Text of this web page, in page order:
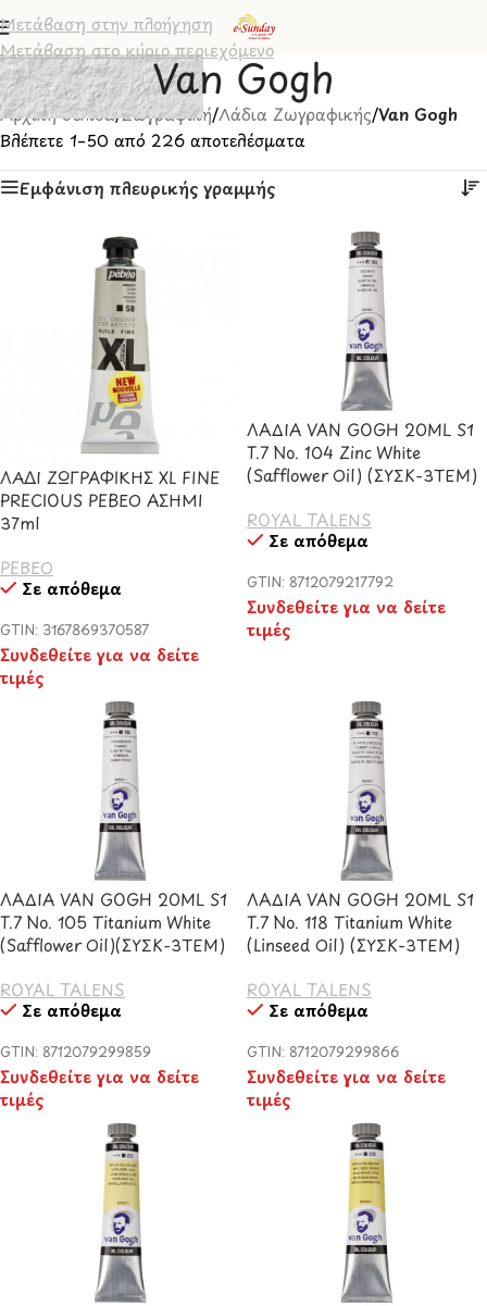
Μετάβαση στην πλοήγηση
Μετάβαση στο κύριο περιεχόμενο
Van Gogh
Αρχική σελίδα/Ζωγραφική/Λάδια Ζωγραφικής/Van Gogh
Βλέπετε 1–50 από 226 αποτελέσματα
Εμφάνιση πλευρικής γραμμής
ΛΑΔΙ ΖΩΓΡΑΦΙΚΗΣ XL FINE
PRECIOUS PEBEO ΑΣΗΜΙ
37ml
PEBEO
Σε απόθεμα
GTIN: 3167869370587
Συνδεθείτε για να δείτε
τιμές
ΛΑΔΙΑ VAN GOGH 20ML S1
T.7 No. 104 Zinc White
(Safflower Oil) (ΣΥΣΚ-3ΤΕΜ)
ROYAL TALENS
Σε απόθεμα
GTIN: 8712079217792
Συνδεθείτε για να δείτε
τιμές
ΛΑΔΙΑ VAN GOGH 20ML S1
T.7 No. 105 Titanium White
(Safflower Oil)(ΣΥΣΚ-3ΤΕΜ)
ROYAL TALENS
Σε απόθεμα
GTIN: 8712079299859
Συνδεθείτε για να δείτε
τιμές
ΛΑΔΙΑ VAN GOGH 20ML S1
T.7 No. 118 Titanium White
(Linseed Oil) (ΣΥΣΚ-3ΤΕΜ)
ROYAL TALENS
Σε απόθεμα
GTIN: 8712079299866
Συνδεθείτε για να δείτε
τιμές